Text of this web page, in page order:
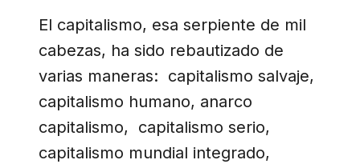
El capitalismo, esa serpiente de mil
cabezas, ha sido rebautizado de
varias maneras: capitalismo salvaje,
capitalismo humano, anarco
capitalismo, capitalismo serio,
capitalismo mundial integrado,